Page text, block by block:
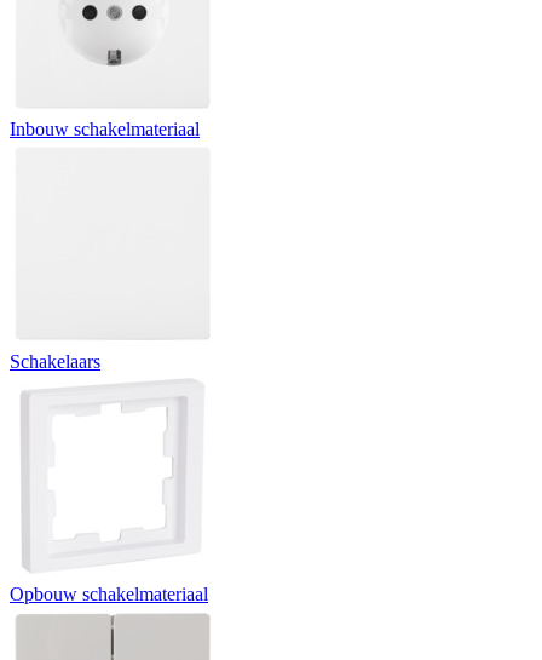
Inbouw schakelmateriaal
Schakelaars
Opbouw schakelmateriaal